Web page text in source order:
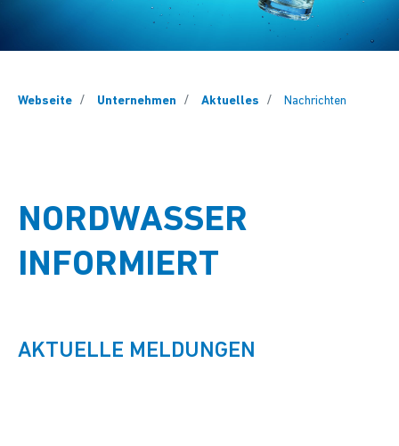
Webseite Unternehmen Aktuelles Nachrichten
NORDWASSER
INFORMIERT
AKTUELLE MELDUNGEN